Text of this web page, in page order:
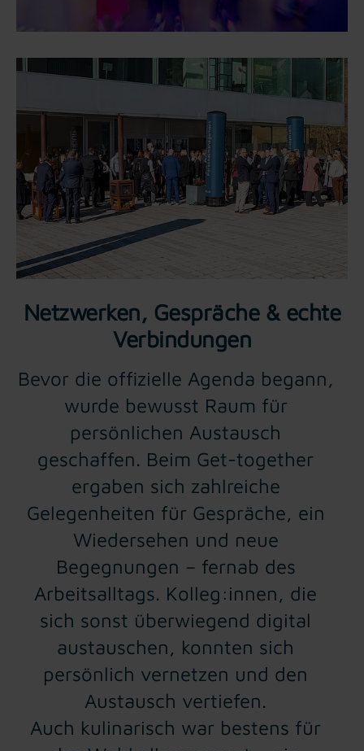
Netzwerken, Gespräche & echte
Verbindungen
Bevor die offizielle Agenda begann,
wurde bewusst Raum für
persönlichen Austausch
geschaffen. Beim Get-together
ergaben sich zahlreiche
Gelegenheiten für Gespräche, ein
Wiedersehen und neue
Begegnungen – fernab des
Arbeitsalltags. Kolleg:innen, die
sich sonst überwiegend digital
austauschen, konnten sich
persönlich vernetzen und den
Austausch vertiefen.
Auch kulinarisch war bestens für